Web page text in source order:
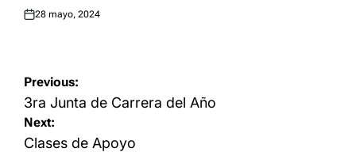
Posted
28 mayo, 2024
Navegación
de
entradas
Previous:
3ra Junta de Carrera del Año
Next:
Clases de Apoyo